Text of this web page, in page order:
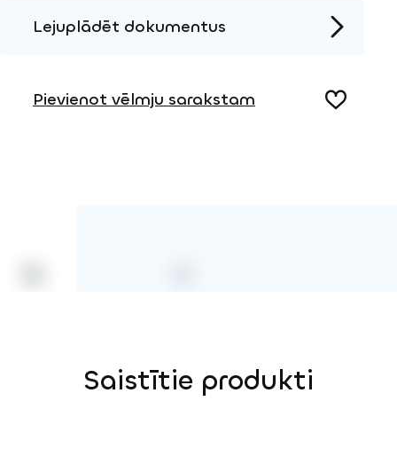
Lejuplādēt dokumentus
Pievienot vēlmju sarakstam
Saistītie produkti